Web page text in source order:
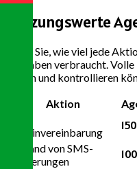
Nutzungswerte
Sehen Sie, wie viel jede
Guthaben verbraucht.
planen und kontrollieren
Aktion
Terminvereinbarung
150
Versand von SMS-
Erinnerungen